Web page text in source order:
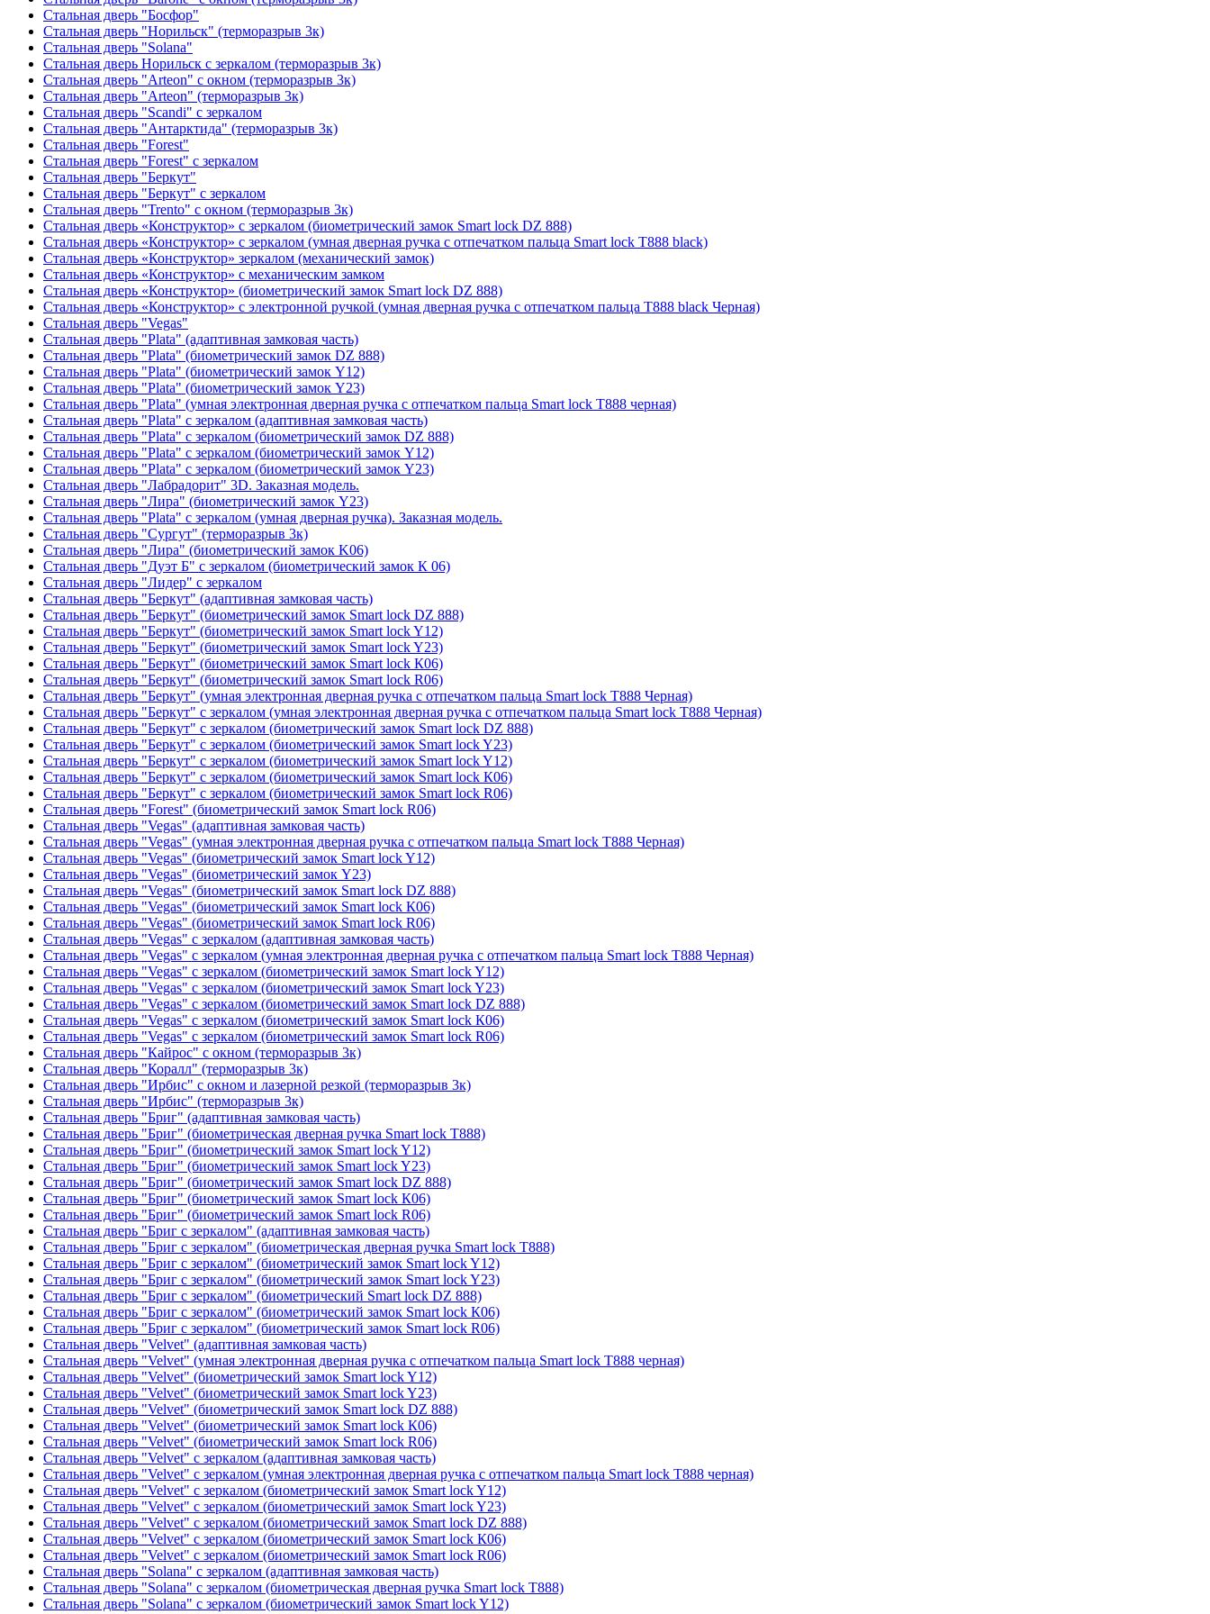
Стальная дверь "Босфор"
Стальная дверь "Норильск" (терморазрыв 3к)
Стальная дверь "Solana"
Стальная дверь Норильск с зеркалом (терморазрыв 3к)
Стальная дверь "Arteon" с окном (терморазрыв 3к)
Стальная дверь "Arteon" (терморазрыв 3к)
Стальная дверь "Scandi" с зеркалом
Стальная дверь "Антарктида" (терморазрыв 3к)
Стальная дверь "Forest"
Стальная дверь "Forest" с зеркалом
Стальная дверь "Беркут"
Стальная дверь "Беркут" с зеркалом
Стальная дверь "Trento" с окном (терморазрыв 3к)
Стальная дверь «Конструктор» с зеркалом (биометрический замок Smart lock DZ 888)
Стальная дверь «Конструктор» с зеркалом (умная дверная ручка с отпечатком пальца Smart lock T888 black)
Стальная дверь «Конструктор» зеркалом (механический замок)
Стальная дверь «Конструктор» с механическим замком
Стальная дверь «Конструктор» (биометрический замок Smart lock DZ 888)
Стальная дверь «Конструктор» с электронной ручкой (умная дверная ручка с отпечатком пальца T888 black Черная)
Стальная дверь "Vegas"
Стальная дверь "Plata" (адаптивная замковая часть)
Стальная дверь "Plata" (биометрический замок DZ 888)
Стальная дверь "Plata" (биометрический замок Y12)
Стальная дверь "Plata" (биометрический замок Y23)
Стальная дверь "Plata" (умная электронная дверная ручка с отпечатком пальца Smart lock T888 черная)
Стальная дверь "Plata" с зеркалом (адаптивная замковая часть)
Стальная дверь "Plata" с зеркалом (биометрический замок DZ 888)
Стальная дверь "Plata" с зеркалом (биометрический замок Y12)
Стальная дверь "Plata" с зеркалом (биометрический замок Y23)
Стальная дверь "Лабрадорит" 3D. Заказная модель.
Стальная дверь "Лира" (биометрический замок Y23)
Стальная дверь "Plata" с зеркалом (умная дверная ручка). Заказная модель.
Стальная дверь "Сургут" (терморазрыв 3к)
Стальная дверь "Лира" (биометрический замок K06)
Стальная дверь "Дуэт Б" с зеркалом (биометрический замок К 06)
Стальная дверь "Лидер" с зеркалом
Стальная дверь "Беркут" (адаптивная замковая часть)
Стальная дверь "Беркут" (биометрический замок Smart lock DZ 888)
Стальная дверь "Беркут" (биометрический замок Smart lock Y12)
Стальная дверь "Беркут" (биометрический замок Smart lock Y23)
Стальная дверь "Беркут" (биометрический замок Smart lock К06)
Стальная дверь "Беркут" (биометрический замок Smart lock R06)
Стальная дверь "Беркут" (умная электронная дверная ручка с отпечатком пальца Smart lock T888 Черная)
Стальная дверь "Беркут" с зеркалом (умная электронная дверная ручка с отпечатком пальца Smart lock T888 Черная)
Стальная дверь "Беркут" с зеркалом (биометрический замок Smart lock DZ 888)
Стальная дверь "Беркут" с зеркалом (биометрический замок Smart lock Y23)
Стальная дверь "Беркут" с зеркалом (биометрический замок Smart lock Y12)
Стальная дверь "Беркут" с зеркалом (биометрический замок Smart lock К06)
Стальная дверь "Беркут" с зеркалом (биометрический замок Smart lock R06)
Стальная дверь "Forest" (биометрический замок Smart lock R06)
Стальная дверь "Vegas" (адаптивная замковая часть)
Стальная дверь "Vegas" (умная электронная дверная ручка с отпечатком пальца Smart lock T888 Черная)
Стальная дверь "Vegas" (биометрический замок Smart lock Y12)
Стальная дверь "Vegas" (биометрический замок Y23)
Стальная дверь "Vegas" (биометрический замок Smart lock DZ 888)
Стальная дверь "Vegas" (биометрический замок Smart lock К06)
Стальная дверь "Vegas" (биометрический замок Smart lock R06)
Стальная дверь "Vegas" с зеркалом (адаптивная замковая часть)
Стальная дверь "Vegas" с зеркалом (умная электронная дверная ручка с отпечатком пальца Smart lock T888 Черная)
Стальная дверь "Vegas" с зеркалом (биометрический замок Smart lock Y12)
Стальная дверь "Vegas" с зеркалом (биометрический замок Smart lock Y23)
Стальная дверь "Vegas" с зеркалом (биометрический замок Smart lock DZ 888)
Стальная дверь "Vegas" с зеркалом (биометрический замок Smart lock К06)
Стальная дверь "Vegas" с зеркалом (биометрический замок Smart lock R06)
Стальная дверь "Кайрос" с окном (терморазрыв 3к)
Стальная дверь "Коралл" (терморазрыв 3к)
Стальная дверь "Ирбис" с окном и лазерной резкой (терморазрыв 3к)
Стальная дверь "Ирбис" (терморазрыв 3к)
Стальная дверь "Бриг" (адаптивная замковая часть)
Стальная дверь "Бриг" (биометрическая дверная ручка Smart lock T888)
Стальная дверь "Бриг" (биометрический замок Smart lock Y12)
Стальная дверь "Бриг" (биометрический замок Smart lock Y23)
Стальная дверь "Бриг" (биометрический замок Smart lock DZ 888)
Стальная дверь "Бриг" (биометрический замок Smart lock К06)
Стальная дверь "Бриг" (биометрический замок Smart lock R06)
Стальная дверь "Бриг с зеркалом" (адаптивная замковая часть)
Стальная дверь "Бриг с зеркалом" (биометрическая дверная ручка Smart lock T888)
Стальная дверь "Бриг с зеркалом" (биометрический замок Smart lock Y12)
Стальная дверь "Бриг с зеркалом" (биометрический замок Smart lock Y23)
Стальная дверь "Бриг с зеркалом" (биометрический Smart lock DZ 888)
Стальная дверь "Бриг с зеркалом" (биометрический замок Smart lock К06)
Стальная дверь "Бриг с зеркалом" (биометрический замок Smart lock R06)
Стальная дверь "Velvet" (адаптивная замковая часть)
Стальная дверь "Velvet" (умная электронная дверная ручка с отпечатком пальца Smart lock T888 черная)
Стальная дверь "Velvet" (биометрический замок Smart lock Y12)
Стальная дверь "Velvet" (биометрический замок Smart lock Y23)
Стальная дверь "Velvet" (биометрический замок Smart lock DZ 888)
Стальная дверь "Velvet" (биометрический замок Smart lock К06)
Стальная дверь "Velvet" (биометрический замок Smart lock R06)
Стальная дверь "Velvet" с зеркалом (адаптивная замковая часть)
Стальная дверь "Velvet" с зеркалом (умная электронная дверная ручка с отпечатком пальца Smart lock T888 черная)
Стальная дверь "Velvet" с зеркалом (биометрический замок Smart lock Y12)
Стальная дверь "Velvet" с зеркалом (биометрический замок Smart lock Y23)
Стальная дверь "Velvet" с зеркалом (биометрический замок Smart lock DZ 888)
Стальная дверь "Velvet" с зеркалом (биометрический замок Smart lock К06)
Стальная дверь "Velvet" с зеркалом (биометрический замок Smart lock R06)
Стальная дверь "Solana" с зеркалом (адаптивная замковая часть)
Стальная дверь "Solana" с зеркалом (биометрическая дверная ручка Smart lock T888)
Стальная дверь "Solana" с зеркалом (биометрический замок Smart lock Y12)